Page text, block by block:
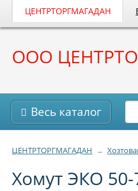
ЦЕНТРТОРГМАГАДАН
ООО
Весь каталог
ЦЕНТРТОРГМАГАДАН →
Хомут ЭКО